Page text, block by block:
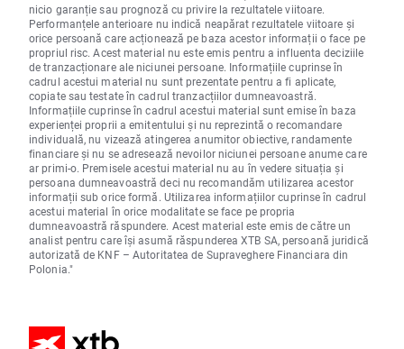
nicio garanție sau prognoză cu privire la rezultatele viitoare.
Performanțele anterioare nu indică neapărat rezultatele viitoare și
orice persoană care acționează pe baza acestor informații o face pe
propriul risc. Acest material nu este emis pentru a influenta deciziile
de tranzacționare ale niciunei persoane. Informațiile cuprinse în
cadrul acestui material nu sunt prezentate pentru a fi aplicate,
copiate sau testate în cadrul tranzacțiilor dumneavoastră.
Informațiile cuprinse în cadrul acestui material sunt emise în baza
experienței proprii a emitentului și nu reprezintă o recomandare
individuală, nu vizează atingerea anumitor obiective, randamente
financiare și nu se adresează nevoilor niciunei persoane anume care
ar primi-o. Premisele acestui material nu au în vedere situația și
persoana dumneavoastră deci nu recomandăm utilizarea acestor
informații sub orice formă. Utilizarea informațiilor cuprinse în cadrul
acestui material în orice modalitate se face pe propria
dumneavoastră răspundere. Acest material este emis de către un
analist pentru care își asumă răspunderea XTB SA, persoană juridică
autorizată de KNF – Autoritatea de Supraveghere Financiara din
Polonia."